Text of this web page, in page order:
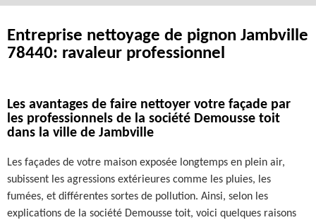
Entreprise nettoyage de pignon Jambville
78440: ravaleur professionnel
Les avantages de faire nettoyer votre façade par
les professionnels de la société Demousse toit
dans la ville de Jambville
Les façades de votre maison exposée longtemps en plein air,
subissent les agressions extérieures comme les pluies, les
fumées, et différentes sortes de pollution. Ainsi, selon les
explications de la société Demousse toit, voici quelques raisons